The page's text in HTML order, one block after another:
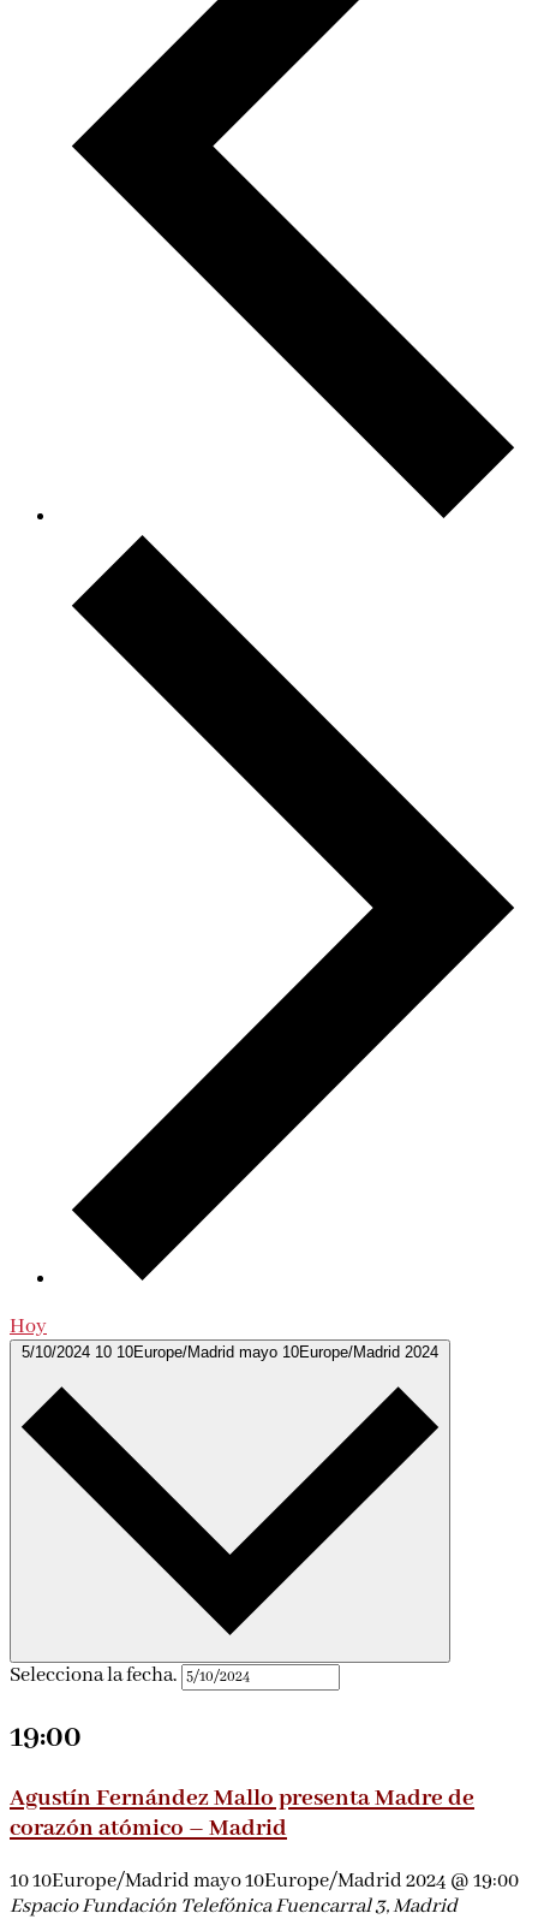
Hoy
5/10/2024 10 10Europe/Madrid mayo 10Europe/Madrid 2024
Selecciona la fecha.
19:00
Agustín Fernández Mallo presenta Madre de
corazón atómico – Madrid
10 10Europe/Madrid mayo 10Europe/Madrid 2024 @ 19:00
Espacio Fundación TelefónicaFuencarral 3, Madrid